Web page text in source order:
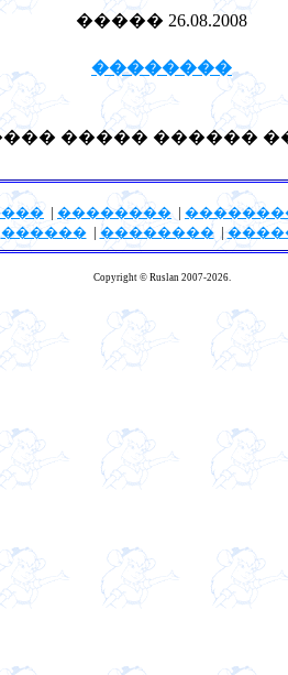
����� 26.08.2008
��������
����� ������
| ��������|
������| ��������|
Copyright © Ruslan 2007-2026.